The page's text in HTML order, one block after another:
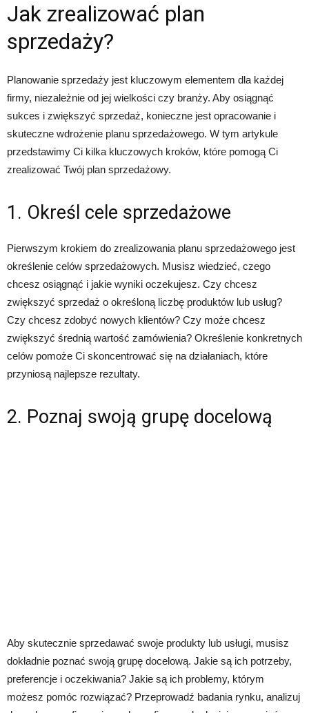
Jak zrealizować plan
sprzedaży?
Planowanie sprzedaży jest kluczowym elementem dla każdej
firmy, niezależnie od jej wielkości czy branży. Aby osiągnąć
sukces i zwiększyć sprzedaż, konieczne jest opracowanie i
skuteczne wdrożenie planu sprzedażowego. W tym artykule
przedstawimy Ci kilka kluczowych kroków, które pomogą Ci
zrealizować Twój plan sprzedażowy.
1. Określ cele sprzedażowe
Pierwszym krokiem do zrealizowania planu sprzedażowego jest
określenie celów sprzedażowych. Musisz wiedzieć, czego
chcesz osiągnąć i jakie wyniki oczekujesz. Czy chcesz
zwiększyć sprzedaż o określoną liczbę produktów lub usług?
Czy chcesz zdobyć nowych klientów? Czy może chcesz
zwiększyć średnią wartość zamówienia? Określenie konkretnych
celów pomoże Ci skoncentrować się na działaniach, które
przyniosą najlepsze rezultaty.
2. Poznaj swoją grupę docelową
Aby skutecznie sprzedawać swoje produkty lub usługi, musisz
dokładnie poznać swoją grupę docelową. Jakie są ich potrzeby,
preferencje i oczekiwania? Jakie są ich problemy, którym
możesz pomóc rozwiązać? Przeprowadź badania rynku, analizuj